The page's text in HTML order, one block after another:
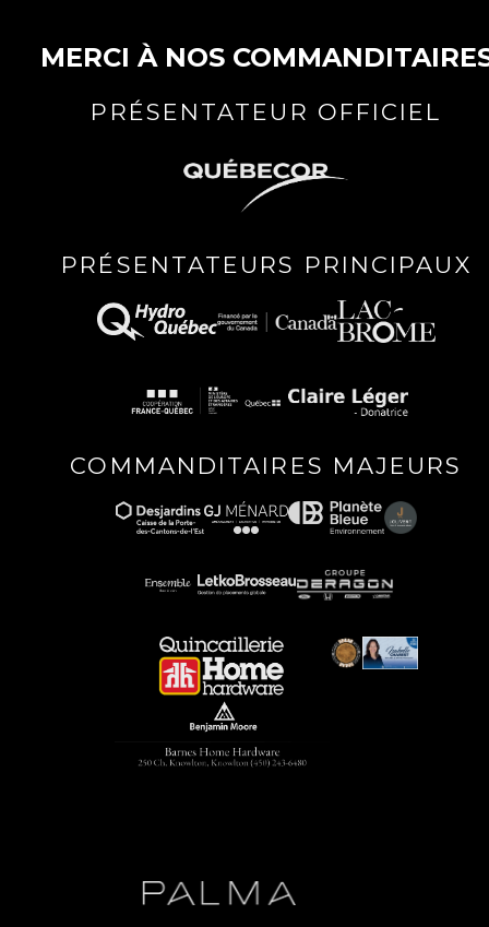
MERCI À NOS
PRÉSENTATEUR OFFICIEL
PRÉSENTATEURS PRINCIPAUX
COMMANDITAIRES MAJEURS